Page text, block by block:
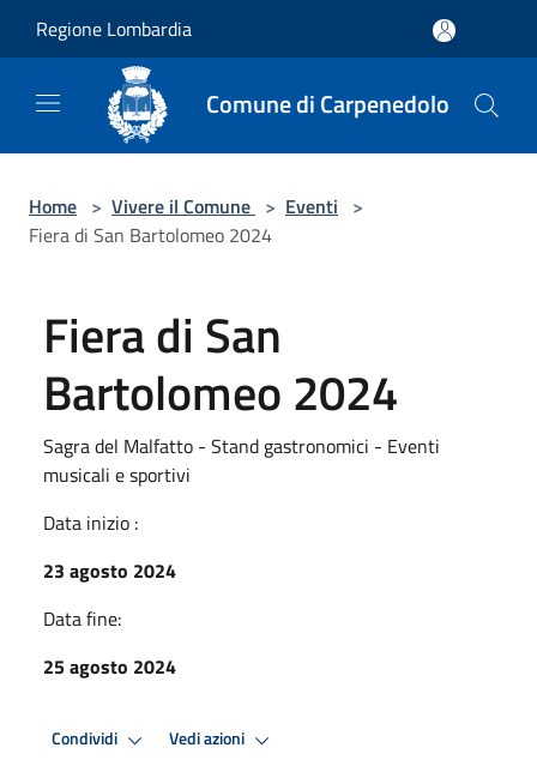
Regione Lombardia
Comune di Carpenedolo
Home > Vivere il Comune > Eventi >
Fiera di San Bartolomeo 2024
Fiera di San
Bartolomeo 2024
Sagra del Malfatto - Stand gastronomici - Eventi
musicali e sportivi
Data inizio :
23 agosto 2024
Data fine:
25 agosto 2024
Condividi Vedi azioni